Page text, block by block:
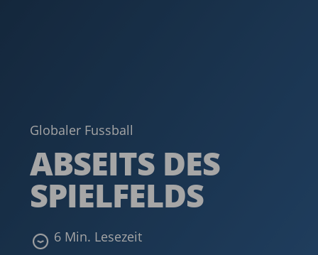
Globaler Fussball
ABSEITS DES
SPIELFELDS ­
6 Min. Lesezeit